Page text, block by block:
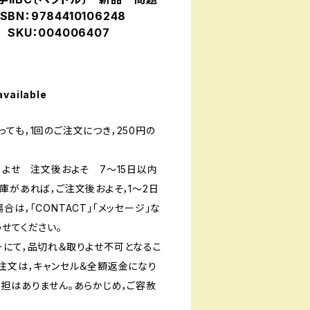
：9784410106248
SKU：004006407
も，1回のご注文につき，250円の
りよせ 注文後およそ 7〜15日以内
があれば，ご注文後およそ，1〜2日
は，「CONTACT」「メッセージ」な
てください。
て，品切れ＆取りよせ不可となるこ
文は，キャンセル＆全額返金になり
はありません。あらかじめ，ご容赦